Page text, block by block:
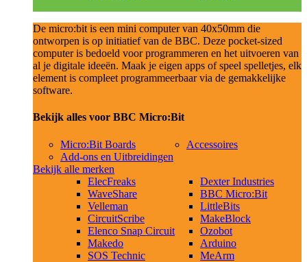
De micro:bit is een mini computer van 40x50mm die
ontworpen is op initiatief van de BBC. Deze pocket-sized
computer is bedoeld voor programmeren en het uitvoeren van
al je digitale ideeën. Maak je eigen apps of speel spelletjes, elk
element is compleet programmeerbaar via de gemakkelijke
software.
Bekijk alles voor BBC Micro:Bit
Micro:Bit Boards
Add-ons en Uitbreidingen
Accessoires
Bekijk alle merken
ElecFreaks
WaveShare
Velleman
CircuitScribe
Elenco Snap Circuit
Makedo
SOS Technic
Dexter Industries
BBC Micro:Bit
LittleBits
MakeBlock
Ozobot
Arduino
MeArm